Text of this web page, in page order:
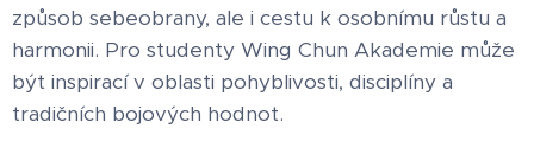
způsob sebeobrany, ale i cestu k osobnímu růstu a
harmonii. Pro studenty Wing Chun Akademie může
být inspirací v oblasti pohyblivosti, disciplíny a
tradičních bojových hodnot.